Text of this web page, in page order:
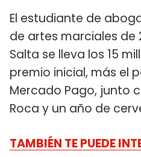
El estudiante de
de artes marciales de
Salta se lleva los 15
premio inicial, más el
Mercado Pago, junto
Roca y un año de
TAMBIÉN TE PUEDE